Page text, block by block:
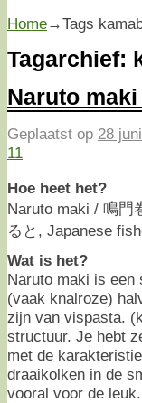
Home→Tags
Tagarchief:
Naruto
Geplaatst op 28
11
Hoe heet het?
Naruto maki / 鳴門
ると, Japanese
Wat is het?
Naruto maki is een
(vaak knalroze)
zijn van vispasta.
structuur. Je hebt
met de
draaikolken in de
vooral voor de leuk.